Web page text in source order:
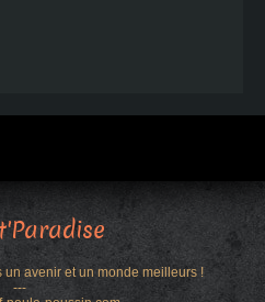
avenir et un monde meilleurs !
---